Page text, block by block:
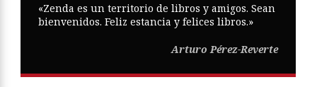
«Zenda es un territorio de libros y amigos. Sean
bienvenidos. Feliz estancia y felices libros.»
Arturo Pérez-Reverte